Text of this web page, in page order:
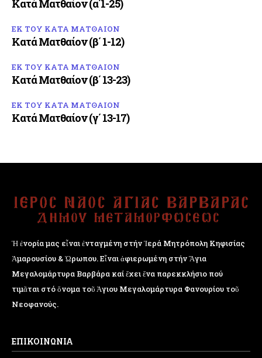
Κατά Ματθαίον (α΄1-25)
ΕΚ ΤΟΥ ΚΑΤΑ ΜΑΤΘΑΙΟΝ
Κατά Ματθαίον (β΄ 1-12)
ΕΚ ΤΟΥ ΚΑΤΑ ΜΑΤΘΑΙΟΝ
Κατά Ματθαίον (β΄ 13-23)
ΕΚ ΤΟΥ ΚΑΤΑ ΜΑΤΘΑΙΟΝ
Κατά Ματθαίον (γ΄ 13-17)
Ἡ ἐνορία μας εἶναι ἐνταγμένη στήν Ἱερά Μητρόπολη Κηφισίας
Ἁμαρουσίου & Ὠρωπου. Εἶναι ἀφιερωμένη στήν Ἅγια
Μεγαλομάρτυρα Βαρβάρα καί ἔχει ἕνα παρεκκλήσιο πού
τιμᾶται στό ὄνομα τοῦ Ἁγιου Μεγαλομάρτυρα Φανουρίου τοῦ
Νεοφανούς.
ΕΠΙΚΟΙΝΩΝΙΑ